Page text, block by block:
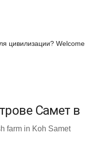
цивилизации? Welcome
Самет в
farm in Koh Samet